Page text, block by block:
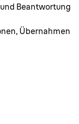
Beantwortung
Übernahmen